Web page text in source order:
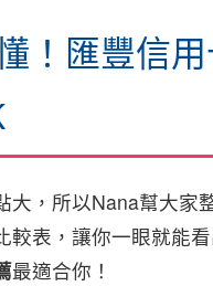
！匯豐信
大，所以Nana幫大家
較表，讓你一眼就能
最適合你！